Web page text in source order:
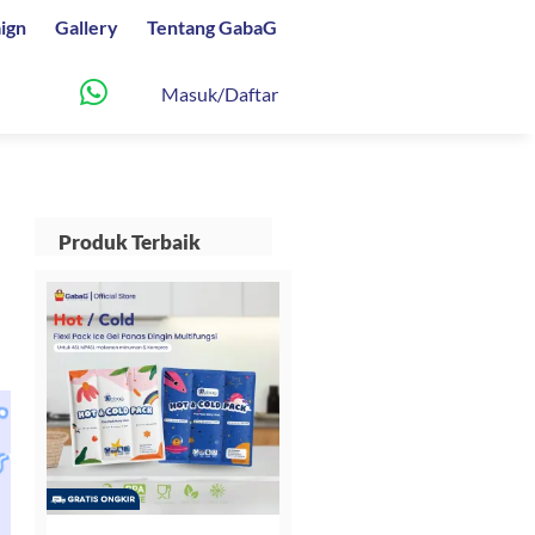
Gallery Tentang GabaG
Masuk/Daftar
Produk Terbaik